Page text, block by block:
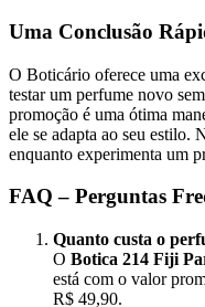
Uma Conclusão
O Boticário oferece uma
testar um perfume novo
promoção é uma ótima
ele se adapta ao seu estilo.
enquanto experimenta um
FAQ – Perguntas
Quanto custa o
O Botica 214 Fiji
está com o valor
R$ 49,90.